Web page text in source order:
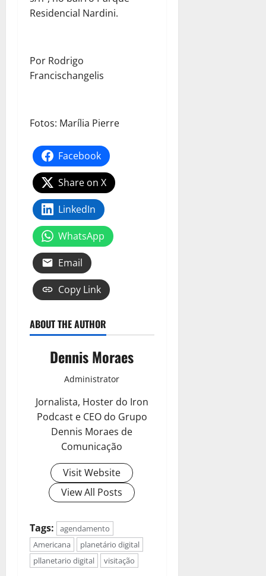
Residencial Nardini.
Por Rodrigo
Francischangelis
Fotos: Marília Pierre
Facebook
Share on X
LinkedIn
WhatsApp
Email
Copy Link
ABOUT THE AUTHOR
Dennis Moraes
Administrator
Jornalista, Hoster do Iron
Podcast e CEO do Grupo
Dennis Moraes de
Comunicação
Visit Website
View All Posts
Tags:
agendamento
Americana
planetário digital
pllanetario digital
visitação